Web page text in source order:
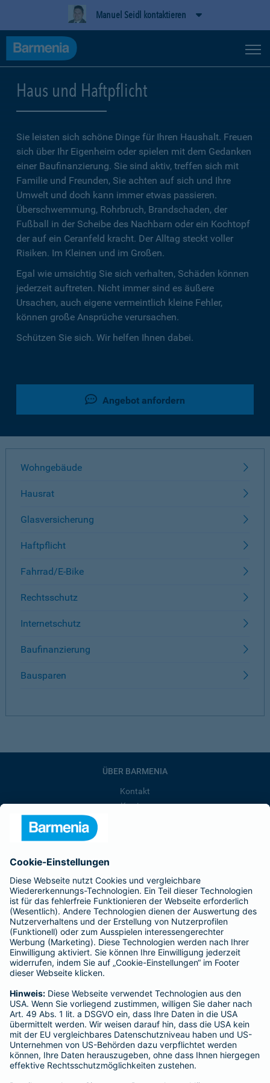
Manuel Seidl kontaktieren
Haus und Haftpflicht
Sie leisten sich schöne Dinge für Ihren Haushalt. Freuen
sich über Ihr Eigenheim oder spielen mit dem Gedanken
einer Baufinanzierung. Sie sind aktiv, treffen sich mit
Familie und Freunden, Sie achten auf sich und Ihre
Umwelt und doch kann immer etwas passieren.
Überschwemmung, Rohrbruch, Brandschaden, der
Fußball in der Scheibe des Nachbarn oder ein Kochtopf
der auf ein Ceranfeld kracht. Der Alltag steckt voller
Risiken. Im Kleinen und im Großen.
Egal wie umsichtig Sie sich verhalten, Schäden können
jederzeit auftreten. Nicht immer sind es äußere
Ursachen, auch eigene vermeintlich kleine Fehler,
können große Ansprüche verursachen.
Schützen Sie sich. Wir helfen Ihnen dabei.
Angebot anfordern
Wohngebäude
Hausrat
Glasversicherung
Haftpflicht
Fahrrad/E-Bike
Rechtsschutz
Internetschutz
Baufinanzierung
Bausparen
ÜBER BARMENIA
Kontakt
Karriere
Affiliate-Partner werden
Barmenia ist Teil der BarmeniaGothaer
BELIEBTE SEITEN
Kranken-Zusatzversicherung
Tierversicherungen
Haftpflichtversicherung
Hausratversicherung
SERVICE
Adresse ändern
Schaden melden
Kilometerstandsmeldung
Serviceübersicht